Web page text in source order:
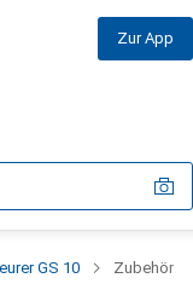
Zur App
GS 10 Zubehör